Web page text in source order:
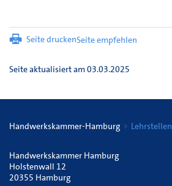
Seite druckenSeite empfehlen
Seite aktualisiert am 03.03.2025
Handwerkskammer-Hamburg Lehrstellen
Handwerkskammer Hamburg
Holstenwall 12
20355 Hamburg